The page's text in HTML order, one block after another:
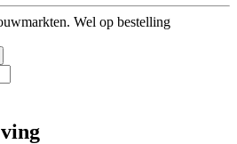
Wel op bestelling